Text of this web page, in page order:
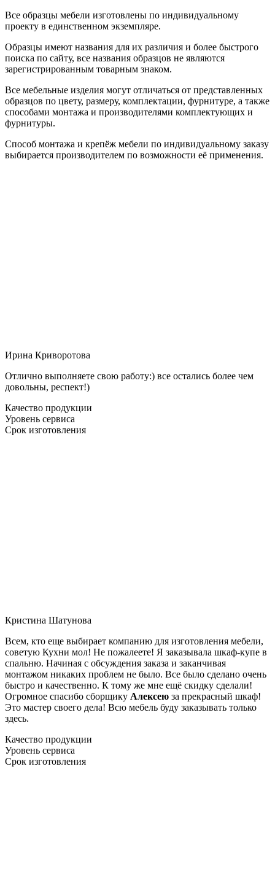
Все образцы мебели изготовлены по индивидуальному
проекту в единственном экземпляре.
Образцы имеют названия для их различия и более быстрого
поиска по сайту, все названия образцов не являются
зарегистрированным товарным знаком.
Все мебельные изделия могут отличаться от представленных
образцов по цвету, размеру, комплектации, фурнитуре, а также
способами монтажа и производителями комплектующих и
фурнитуры.
Способ монтажа и крепёж мебели по индивидуальному заказу
выбирается производителем по возможности её применения.
Ирина Криворотова
Отлично выполняете свою работу:) все остались более чем
довольны, респект!)
Качество продукции
Уровень сервиса
Срок изготовления
Кристина Шатунова
Всем, кто еще выбирает компанию для изготовления мебели,
советую Кухни мол! Не пожалеете! Я заказывала шкаф-купе в
спальню. Начиная с обсуждения заказа и заканчивая
монтажом никаких проблем не было. Все было сделано очень
быстро и качественно. К тому же мне ещё скидку сделали!
Огромное спасибо сборщику Алексею за прекрасный шкаф!
Это мастер своего дела! Всю мебель буду заказывать только
здесь.
Качество продукции
Уровень сервиса
Срок изготовления